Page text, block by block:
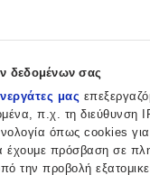
δεδομένων σας
μας
π.χ. τη διεύθυνση
όπως cookies
έχουμε πρόσβαση σε
την προβολή